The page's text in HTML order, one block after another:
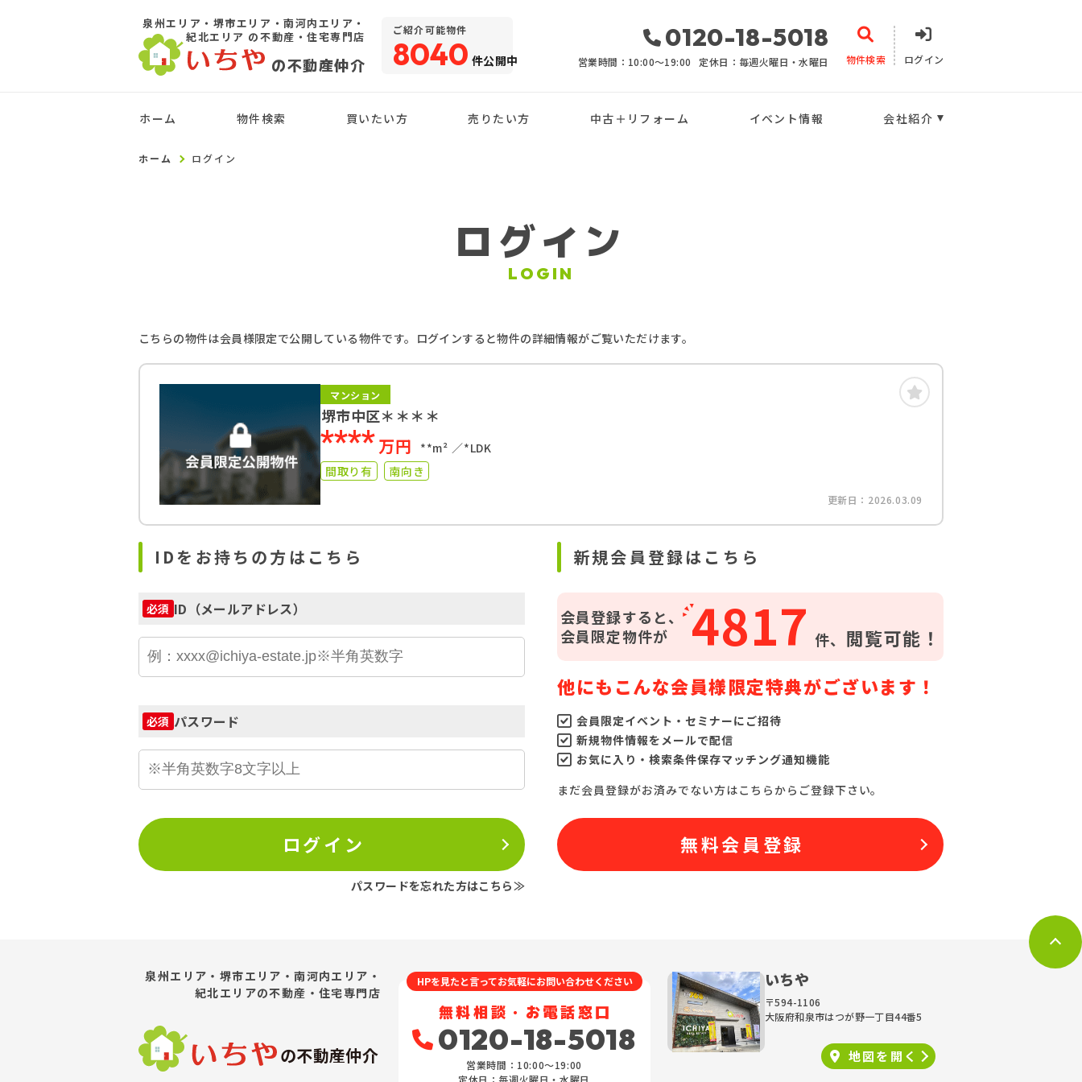
泉州エリア・堺市エリア・南河内エリア・
紀北エリア の不動産・住宅専門店
の不動産仲介
ご紹介可能物件
8040 件公開中
0120-18-5018
営業時間：10:00〜19:00 定休日：毎週火曜日・水曜日 物件検索 ログイン
ホーム 物件検索 買いたい方 売りたい方 中古＋リフォーム イベント情報 会社紹介
ホーム ログイン
ログイン
LOGIN
こちらの物件は会員様限定で公開している物件です。ログインすると物件の詳細情報がご覧いただけます。
マンション
堺市中区＊＊＊＊
****万円 **m²
*LDK
間取り有
南向き
更新日：2026.03.09
IDをお持ちの方はこちら
必須 ID（メールアドレス）
必須 パスワード
ログイン
パスワードを忘れた方はこちら≫
新規会員登録はこちら
会員登録すると、
会員限定物件が
4817 件、 閲覧可能！
他にもこんな会員様限定特典がございます！
会員限定イベント・セミナーにご招待
新規物件情報をメールで配信
お気に入り・検索条件保存マッチング通知機能
まだ会員登録がお済みでない方はこちらからご登録下さい。
無料会員登録
泉州エリア・堺市エリア・南河内エリア・
紀北エリアの不動産・住宅専門店
の不動産仲介
HPを見たと言ってお気軽にお問い合わせください
無料相談・お電話窓口
0120-18-5018
営業時間：10:00〜19:00
いちや
〒594-1106
大阪府和泉市はつが野一丁目44番5
地図を 開く